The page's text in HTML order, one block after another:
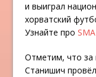
и выиграл
хорватский
Узнайте про
Отметим, что за
Станишич